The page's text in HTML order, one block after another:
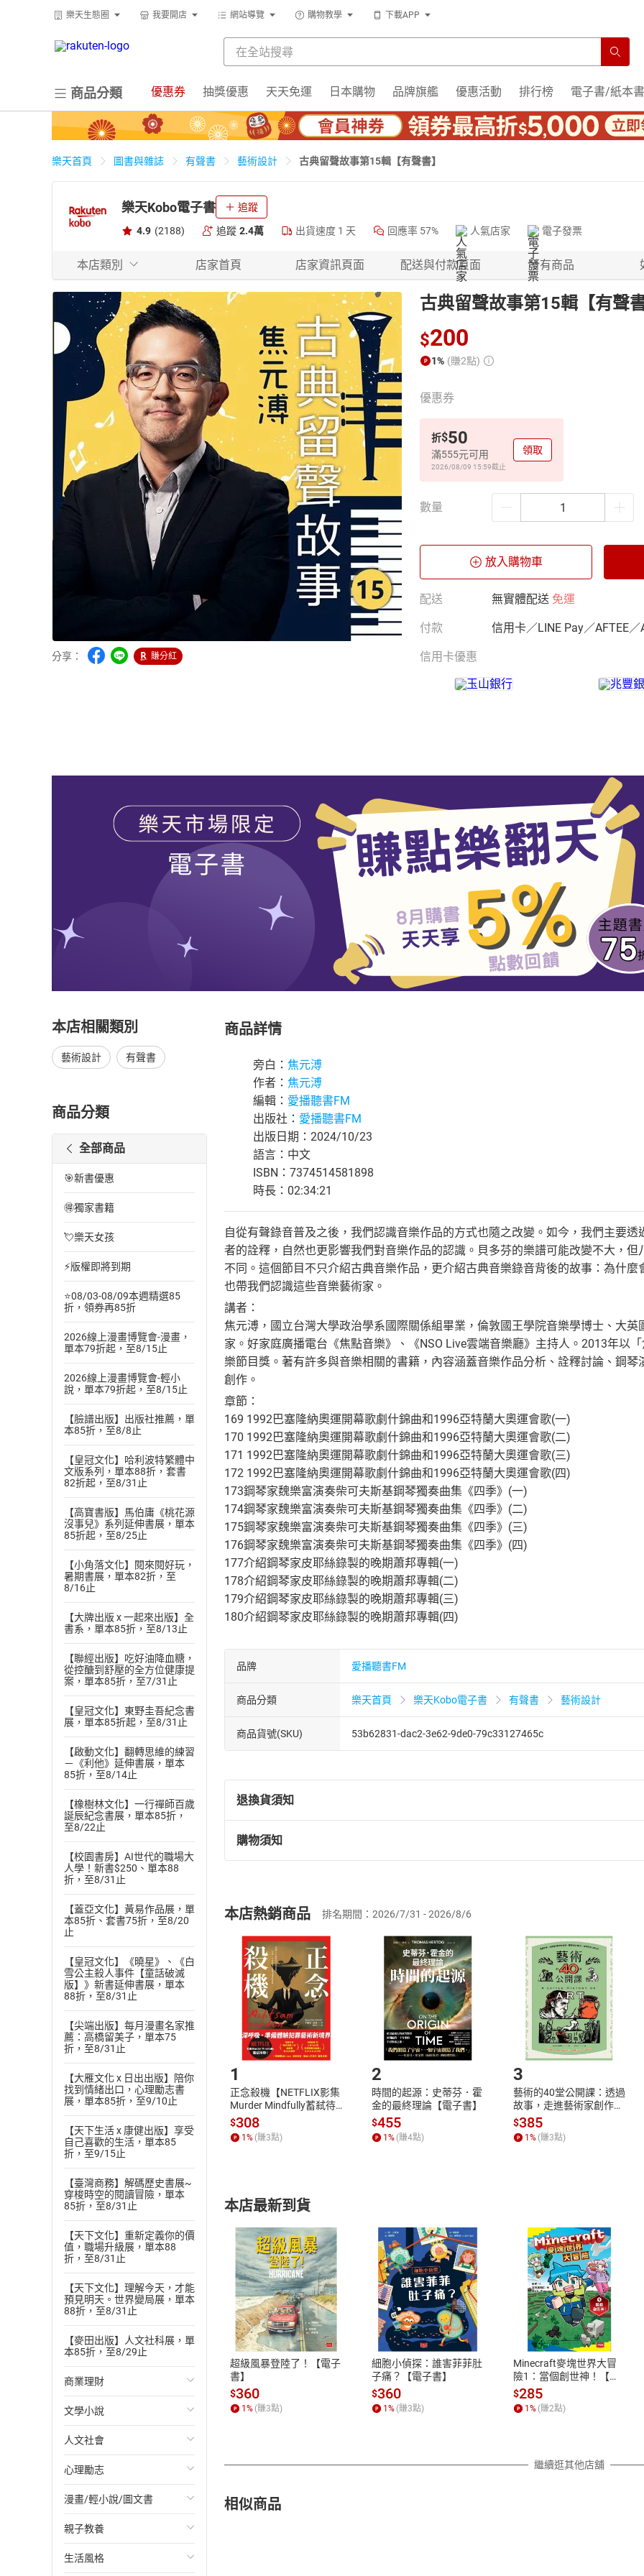
樂天生態圈 我要開店 網站導覽 購物教學 下載APP
商品分類 優惠券 抽獎優惠 天天免運 日本購物 品牌旗艦 優惠活動 排行榜 電子書/紙本書
樂天首頁 圖書與雜誌 有聲書 藝術設計 古典留聲故事第15輯【有聲書】
樂天Kobo電子書 追蹤
4.9 (2188) 追蹤 2.4萬 出貨速度 1 天 回應率 57% 人氣店家 電子發票
本店類別 店家首頁 店家資訊頁面 配送與付款頁面 所有商品
分享： 賺分紅
古典留聲故事第15輯【有聲
$200
1% (賺2點)
優惠券
折$50
滿555元可用
2026/08/09 15:59截止
領取
數量
放入購物車
配送 無實體配送 免運
付款 信用卡／LINE Pay／AFTEE／
信用卡優惠
本店相關類別
藝術設計 有聲書
商品分類
全部商品
🎯新書優惠
🉐獨家書籍
💘樂天女孩
⚡版權即將到期
⭐08/03-08/09本週精選85
折，領券再85折
2026線上漫畫博覽會-漫畫，
單本79折起，至8/15止
2026線上漫畫博覽會-輕小
說，單本79折起，至8/15止
【臉譜出版】出版社推薦，單
本85折，至8/8止
【皇冠文化】哈利波特繁體中
文版系列，單本88折，套書
82折起，至8/31止
【高寶書版】馬伯庸《桃花源
沒事兒》系列延伸書展，單本
85折起，至8/25止
【小角落文化】閱來閱好玩，
暑期書展，單本82折，至
8/16止
【大牌出版 x 一起來出版】全
書系，單本85折，至8/13止
【聯經出版】吃好油降血糖，
從控醣到舒壓的全方位健康提
案，單本85折，至7/31止
【皇冠文化】東野圭吾紀念書
展，單本85折起，至8/31止
【啟動文化】翻轉思維的練習
－《利他》延伸書展，單本
85折，至8/14止
【橡樹林文化】一行禪師百歲
誕辰紀念書展，單本85折，
至8/22止
【校園書房】AI世代的職場大
人學！新書$250、單本88
折，至8/31止
【蓋亞文化】黃易作品展，單
本85折、套書75折，至8/20
止
【皇冠文化】《曉星》、《白
雪公主殺人事件【童話破滅
版】》新書延伸書展，單本
88折，至8/31止
【尖端出版】每月漫畫名家推
薦：高橋留美子，單本75
折，至8/31止
【大雁文化 x 日出出版】陪你
找到情緒出口，心理勵志書
展，單本85折，至9/10止
【天下生活 x 康健出版】享受
自己喜歡的生活，單本85
折，至9/15止
【臺灣商務】解碼歷史書展~
穿梭時空的閱讀冒險，單本
85折，至8/31止
【天下文化】重新定義你的價
值，職場升級展，單本88
折，至8/31止
【天下文化】理解今天，才能
預見明天。世界變局展，單本
88折，至8/31止
【麥田出版】人文社科展，單
本85折，至8/29止
商業理財
投資理財
經濟/趨勢
財務/金融
管理/領導
職場工作術
成功法
文學小說
歐美文學
日本文學
韓國文學
華文文學
經典文學
人文社會
國際關係
政治
社會科學
台灣/中國歷史
心理勵志
心靈成長/情緒
人際關係
兩性關係
漫畫/輕小說/圖文書
輕小說
奇幻/科幻
親子教養
教育現場
生活風格
商品詳情
旁白： 焦元溥
作者： 焦元溥
編輯： 愛播聽書FM
出版社： 愛播聽書FM
出版日期：2024/10/23
語言：中文
ISBN：7374514581898
時長：02:34:21
自從有聲錄音普及之後，我們認識音樂作品的方式也隨之改變。如今，我們主要
者的詮釋，自然也更影響我們對音樂作品的認識。貝多芬的樂譜可能改變不大，
不同。這個節目不只介紹古典音樂作品，更介紹古典音樂錄音背後的故事：為什
也帶我們認識這些音樂藝術家。
講者：
焦元溥，國立台灣大學政治學系國際關係組畢業，倫敦國王學院音樂學博士、大
家。好家庭廣播電台《焦點音樂》、《NSO Live雲端音樂廳》主持人。2013年以
樂節目獎。著有許多與音樂相關的書籍，內容涵蓋音樂作品分析、詮釋討論、鋼
創作。
章節：
169 1992巴塞隆納奧運開幕歌劇什錦曲和1996亞特蘭大奧運會歌(一)
170 1992巴塞隆納奧運開幕歌劇什錦曲和1996亞特蘭大奧運會歌(二)
171 1992巴塞隆納奧運開幕歌劇什錦曲和1996亞特蘭大奧運會歌(三)
172 1992巴塞隆納奧運開幕歌劇什錦曲和1996亞特蘭大奧運會歌(四)
173鋼琴家魏樂富演奏柴可夫斯基鋼琴獨奏曲集《四季》(一)
174鋼琴家魏樂富演奏柴可夫斯基鋼琴獨奏曲集《四季》(二)
175鋼琴家魏樂富演奏柴可夫斯基鋼琴獨奏曲集《四季》(三)
176鋼琴家魏樂富演奏柴可夫斯基鋼琴獨奏曲集《四季》(四)
177介紹鋼琴家皮耶絲錄製的晚期蕭邦專輯(一)
178介紹鋼琴家皮耶絲錄製的晚期蕭邦專輯(二)
179介紹鋼琴家皮耶絲錄製的晚期蕭邦專輯(三)
180介紹鋼琴家皮耶絲錄製的晚期蕭邦專輯(四)
品牌 愛播聽書FM
商品分類 樂天首頁 樂天Kobo電子書 有聲書 藝術設計
商品貨號(SKU) 53b62831-dac2-3e62-9de0-79c33127465c
退換貨須知
退換貨規定：
(一)依消費者保護法第19條第1項後段暨通訊交易解除權合理例外情事適用
(二)消費者訂購本店鋪之商品即代表知悉本店鋪所銷售之商品為電子書，
且已下載/存取電子書，不得請求退貨退款。
退貨方式：您欲取消訂單或辦理退貨時，請登入樂天市場，並於「我的訂單
貨」，本店鋪將依您的申請進行審核，待審核通過後將為您辦理退款事宜。
請注意，樂天市場須以整筆訂單為單位進行取消/退貨，恕無法以單支商品取
購物須知
挑選商品
Choose
放入購物車
Shopping cart
登入帳號
Login
購書後，如何開始使用？
Step1.選擇閱讀載具 Step2.登入
付款方式
ATM轉帳、信用卡、LINE PAY、AFTEE
退換貨規範
本店是否提供消費者保護法七日猶
之權利，遽消費者保護法及通訊交
除權合理例外情事適用準則，依商
質各有不同規定。詳細退換貨說明
照各商品說明。
本店熱銷商品 排名期間：2026/7/31 - 2026/8/6
1
正念殺機【NETFLIX影集
Murder Mindfully蓄弒待
發】【電子書】
$308
1% (賺3點)
2
時間的起源：史蒂芬．霍
金的最終理論【電子書】
$455
1% (賺4點)
3
藝術的40堂公開課：透過
故事，走進藝術家創作現
場，看藝術如何誕生、如
何形塑人類生活【電子
書】
$385
1% (賺3點)
本店最新到貨
超級風暴登陸了！【電子
書】
$360
1% (賺3點)
細胞小偵探：誰害菲菲肚
子痛？【電子書】
$360
1% (賺3點)
Minecraft麥塊世界大冒
險1：當個創世神！【電
子書】
$285
1% (賺2點)
繼續逛其他店舖
相似商品